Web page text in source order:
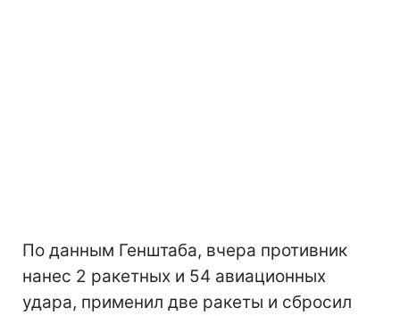
По данным Генштаба, вчера противник
нанес 2 ракетных и 54 авиационных
удара, применил две ракеты и сбросил